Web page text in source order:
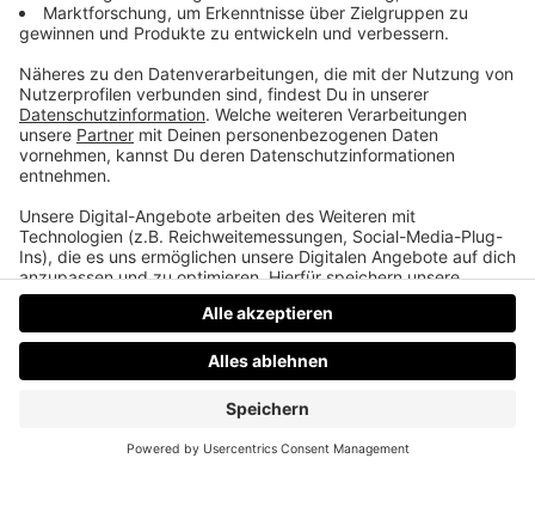
eigenes Medium. Podcast, Video, Strategie. Studio:
TeddyLab, Linz.
LinkedIn:linkedin.com/in/friesenecker
Folge abonnieren:Apple·Spotify·YouTube·
Plattformen und RSS
DatenschutzImpressumAGBsJobsKontakt